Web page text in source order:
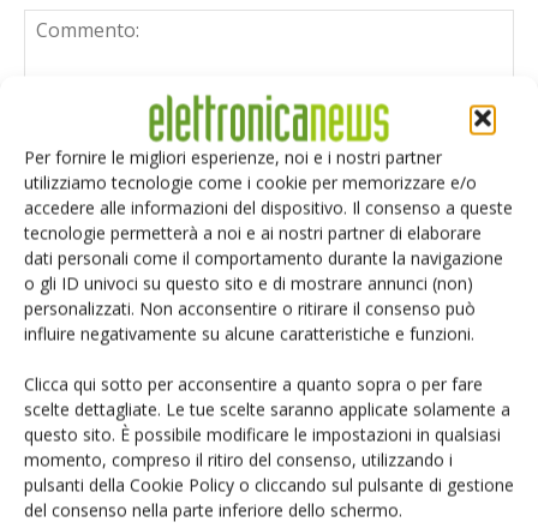
Per fornire le migliori esperienze, noi e i nostri partner
utilizziamo tecnologie come i cookie per memorizzare e/o
accedere alle informazioni del dispositivo. Il consenso a queste
tecnologie permetterà a noi e ai nostri partner di elaborare
dati personali come il comportamento durante la navigazione
o gli ID univoci su questo sito e di mostrare annunci (non)
personalizzati. Non acconsentire o ritirare il consenso può
influire negativamente su alcune caratteristiche e funzioni.
Clicca qui sotto per acconsentire a quanto sopra o per fare
scelte dettagliate. Le tue scelte saranno applicate solamente a
questo sito. È possibile modificare le impostazioni in qualsiasi
momento, compreso il ritiro del consenso, utilizzando i
pulsanti della Cookie Policy o cliccando sul pulsante di gestione
del consenso nella parte inferiore dello schermo.
Salva il mio nome, email e sito web in questo browser per i
prossimi commenti.